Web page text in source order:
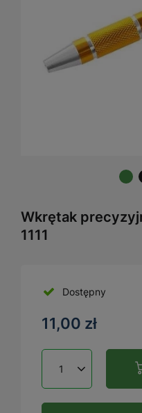
Wkrętak
1111
Dostępny
11,00 zł